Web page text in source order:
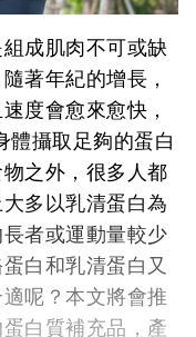
成肌肉不可或缺
著年紀的增長，
度會愈來愈快，
體攝取足夠的蛋白
之外，很多人都
多以乳清蛋白為
者或運動量較少
白和乳清蛋白又
呢？本文將會推
白質補充品，產